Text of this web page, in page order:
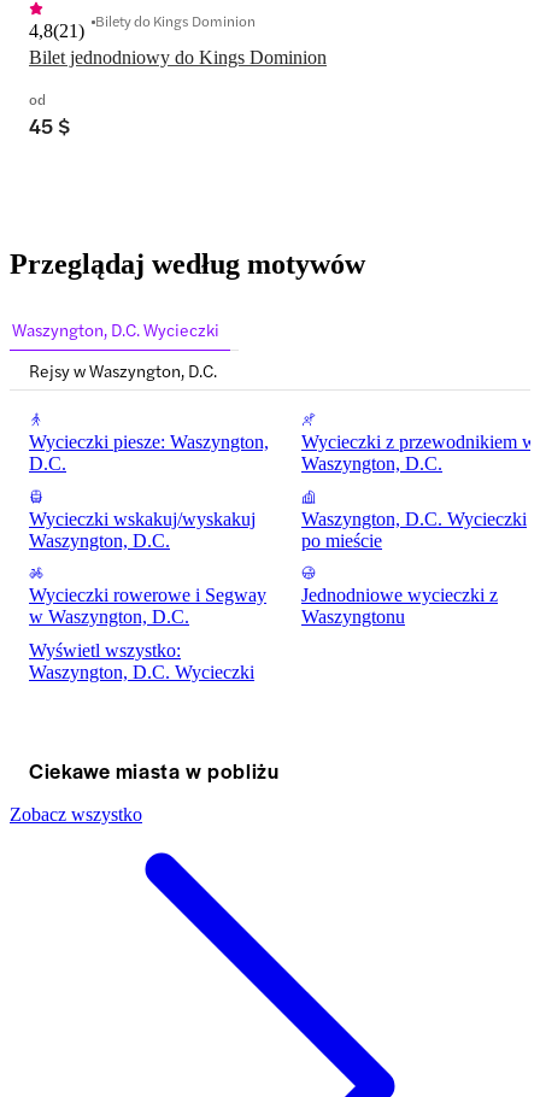
Bilet jednodniowy do Kings Dominion
4,8(21) Bilety do Kings Dominion
od
45 $
Przeglądaj według motywów
Waszyngton, D.C. Wycieczki
Rejsy w Waszyngton, D.C.
Wycieczki piesze: Waszyngton,
D.C.
Wycieczki z przewodnikiem w
Waszyngton, D.C.
Wycieczki wskakuj/wyskakuj
Waszyngton, D.C.
Waszyngton, D.C. Wycieczki
po mieście
Wycieczki rowerowe i Segway
w Waszyngton, D.C.
Jednodniowe wycieczki z
Waszyngtonu
Wyświetl wszystko:
Waszyngton, D.C. Wycieczki
Ciekawe miasta w pobliżu
Zobacz wszystko